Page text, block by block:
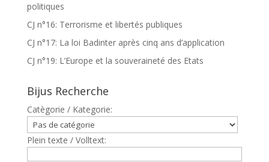
politiques
CJ n°16: Terrorisme et libertés publiques
CJ n°17: La loi Badinter après cinq ans d’application
CJ n°19: L’Europe et la souveraineté des Etats
Bijus Recherche
Catègorie / Kategorie:
Plein texte / Volltext: